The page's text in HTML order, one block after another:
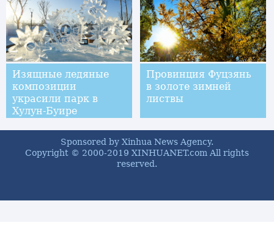
Изящные ледяные
композиции
украсили парк в
Хулун-Буире
Провинция Фуцзянь
в золоте зимней
листвы
Sponsored by Xinhua News Agency.
Copyright © 2000-2019 XINHUANET.com All rights
reserved.